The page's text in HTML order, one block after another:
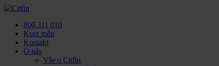
Skip
content800 311 010
Kurz měn
Kontakt
O nás
Vše o Citfin